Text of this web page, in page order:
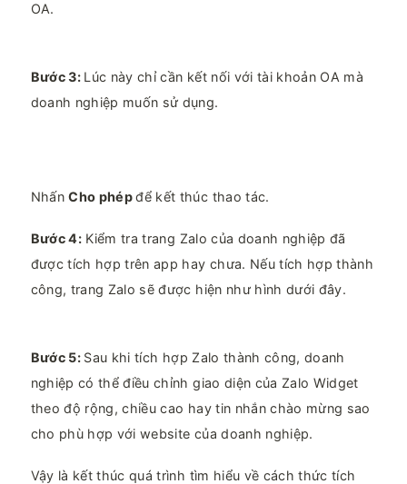
OA.
Bước 3: Lúc này chỉ cần kết nối với tài khoản OA mà
doanh nghiệp muốn sử dụng.
NhấnCho phépđể kết thúc thao tác.
Bước 4: Kiểm tra trang Zalo của doanh nghiệp đã
được tích hợp trên app hay chưa. Nếu tích hợp thành
công, trang Zalo sẽ được hiện như hình dưới đây.
Bước 5: Sau khi tích hợp Zalo thành công, doanh
nghiệp có thể điều chỉnh giao diện của Zalo Widget
theo độ rộng, chiều cao hay tin nhắn chào mừng sao
cho phù hợp với website của doanh nghiệp.
Vậy là kết thúc quá trình tìm hiểu về cách thức tích